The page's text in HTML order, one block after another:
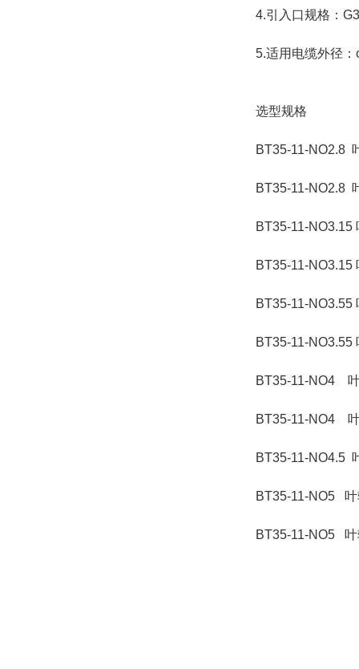
4.引入口规格：
5.适用电缆外径
选型规格
BT35-11-NO2.8
BT35-11-NO2.8
BT35-11-NO3.15
BT35-11-NO3.15
BT35-11-NO3.55
BT35-11-NO3.55
BT35-11-NO4 叶
BT35-11-NO4 叶
BT35-11-NO4.5
BT35-11-NO5 叶
BT35-11-NO5 叶